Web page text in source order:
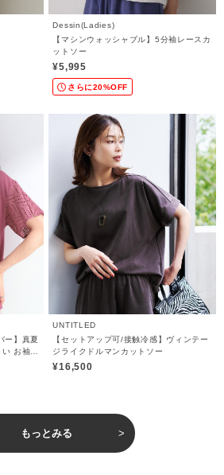
Dessin(Ladies)
【マシンウォッシャブル】5分袖レースカ
ットソー
¥5,995
さらに20%OFF
ー】真夏
お袖レ
UNTITLED
【セットアップ可/接触冷感】ヴィンテー
ジライクドルマンカットソー
¥16,500
もっとみる